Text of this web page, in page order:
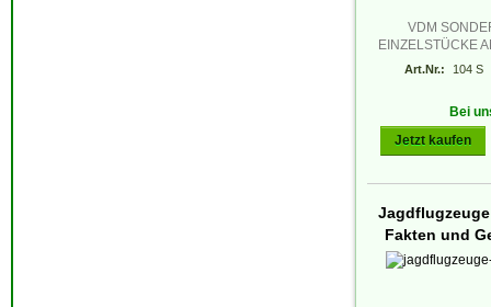
VDM
EINZELSTÜCKE
Art.Nr.: 104 S
Bei
Jetzt kaufen
Fakten und